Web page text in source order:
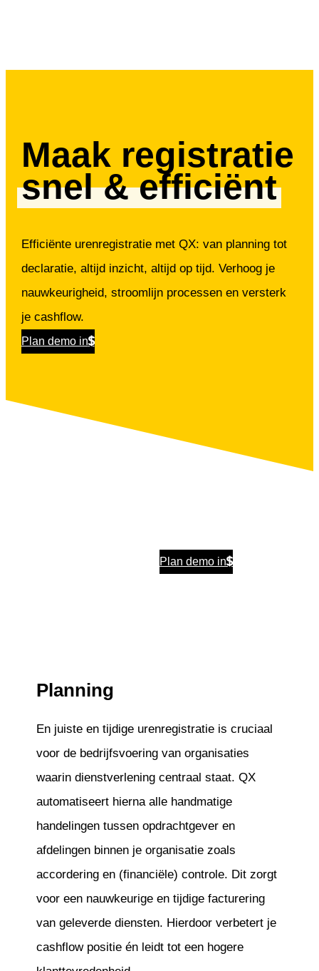
Maak registratie
snel & efficiënt
Efficiënte urenregistratie met QX: van planning tot
declaratie, altijd inzicht, altijd op tijd. Verhoog je
nauwkeurigheid, stroomlijn processen en versterk
je cashflow.
Plan demo in
Plan demo in
Planning
En juiste en tijdige urenregistratie is cruciaal
voor de bedrijfsvoering van organisaties
waarin dienstverlening centraal staat. QX
automatiseert hierna alle handmatige
handelingen tussen opdrachtgever en
afdelingen binnen je organisatie zoals
accordering en (financiële) controle. Dit zorgt
voor een nauwkeurige en tijdige facturering
van geleverde diensten. Hierdoor verbetert je
cashflow positie én leidt tot een hogere